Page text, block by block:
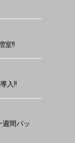
室!!
入!!
週間パッ